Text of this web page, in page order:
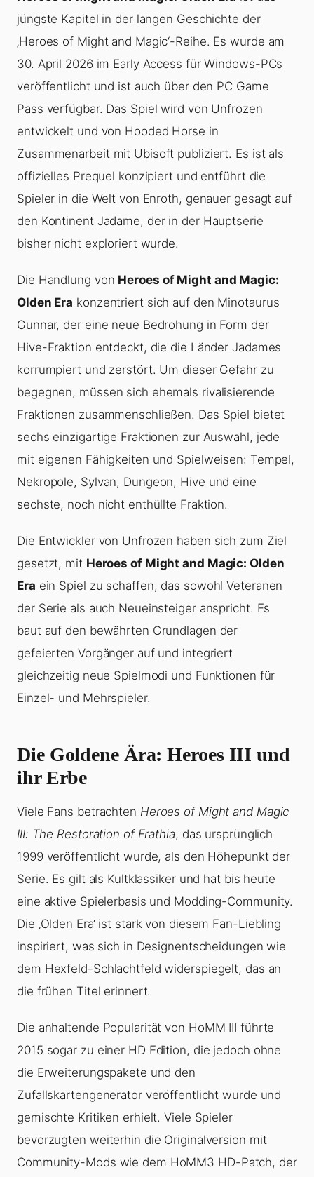
jüngste Kapitel in der langen Geschichte der
‚Heroes of Might and Magic‘-Reihe. Es wurde am
30. April 2026 im Early Access für Windows-PCs
veröffentlicht und ist auch über den PC Game
Pass verfügbar. Das Spiel wird von Unfrozen
entwickelt und von Hooded Horse in
Zusammenarbeit mit Ubisoft publiziert. Es ist als
offizielles Prequel konzipiert und entführt die
Spieler in die Welt von Enroth, genauer gesagt auf
den Kontinent Jadame, der in der Hauptserie
bisher nicht exploriert wurde.
Die Handlung von Heroes of Might and Magic:
Olden Era konzentriert sich auf den Minotaurus
Gunnar, der eine neue Bedrohung in Form der
Hive-Fraktion entdeckt, die die Länder Jadames
korrumpiert und zerstört. Um dieser Gefahr zu
begegnen, müssen sich ehemals rivalisierende
Fraktionen zusammenschließen. Das Spiel bietet
sechs einzigartige Fraktionen zur Auswahl, jede
mit eigenen Fähigkeiten und Spielweisen: Tempel,
Nekropole, Sylvan, Dungeon, Hive und eine
sechste, noch nicht enthüllte Fraktion.
Die Entwickler von Unfrozen haben sich zum Ziel
gesetzt, mit Heroes of Might and Magic: Olden
Era ein Spiel zu schaffen, das sowohl Veteranen
der Serie als auch Neueinsteiger anspricht. Es
baut auf den bewährten Grundlagen der
gefeierten Vorgänger auf und integriert
gleichzeitig neue Spielmodi und Funktionen für
Einzel- und Mehrspieler.
Die Goldene Ära: Heroes III und
ihr Erbe
Viele Fans betrachten Heroes of Might and Magic
III: The Restoration of Erathia, das ursprünglich
1999 veröffentlicht wurde, als den Höhepunkt der
Serie. Es gilt als Kultklassiker und hat bis heute
eine aktive Spielerbasis und Modding-Community.
Die ‚Olden Era‘ ist stark von diesem Fan-Liebling
inspiriert, was sich in Designentscheidungen wie
dem Hexfeld-Schlachtfeld widerspiegelt, das an
die frühen Titel erinnert.
Die anhaltende Popularität von HoMM III führte
2015 sogar zu einer HD Edition, die jedoch ohne
die Erweiterungspakete und den
Zufallskartengenerator veröffentlicht wurde und
gemischte Kritiken erhielt. Viele Spieler
bevorzugten weiterhin die Originalversion mit
Community-Mods wie dem HoMM3 HD-Patch, der